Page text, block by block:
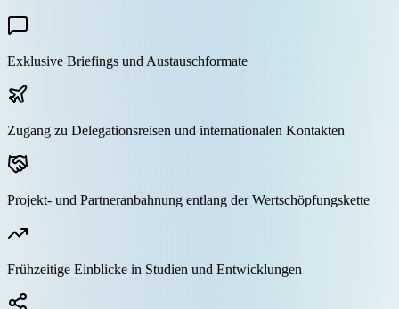
Exklusive Briefings und Austauschformate
Zugang zu Delegationsreisen und internationalen Kontakten
Projekt- und Partneranbahnung entlang der Wertschöpfungskette
Frühzeitige Einblicke in Studien und Entwicklungen